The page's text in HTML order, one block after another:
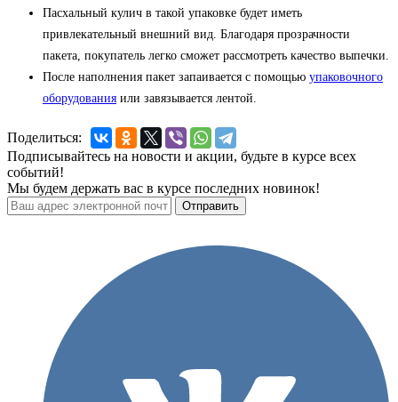
Пасхальный кулич в такой упаковке будет иметь
привлекательный внешний вид. Благодаря прозрачности
пакета, покупатель легко сможет рассмотреть качество выпечки.
После наполнения пакет запаивается с помощью упаковочного
оборудования или завязывается лентой.
Поделиться:
Подписывайтесь на новости и акции, будьте в курсе всех
событий!
Мы будем держать вас в курсе последних новинок!